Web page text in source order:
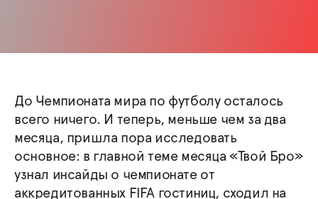
До Чемпионата мира по футболу осталось
всего ничего. И теперь, меньше чем за два
месяца, пришла пора исследовать
основное: в главной теме месяца «Твой Бро»
узнал инсайды о чемпионате от
аккредитованных FIFA гостиниц, сходил на